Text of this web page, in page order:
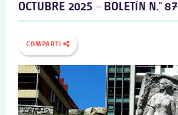
OCTUBRE 2025 – BOLETÍN N.° 87
COMPARTÍ